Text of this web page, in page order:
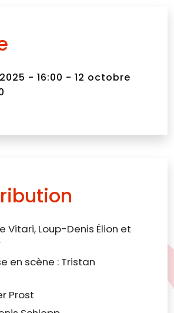
- 16:00 - 12 octobre
Vitari, Loup-Denis Élion et
en scène : Tristan
Prost